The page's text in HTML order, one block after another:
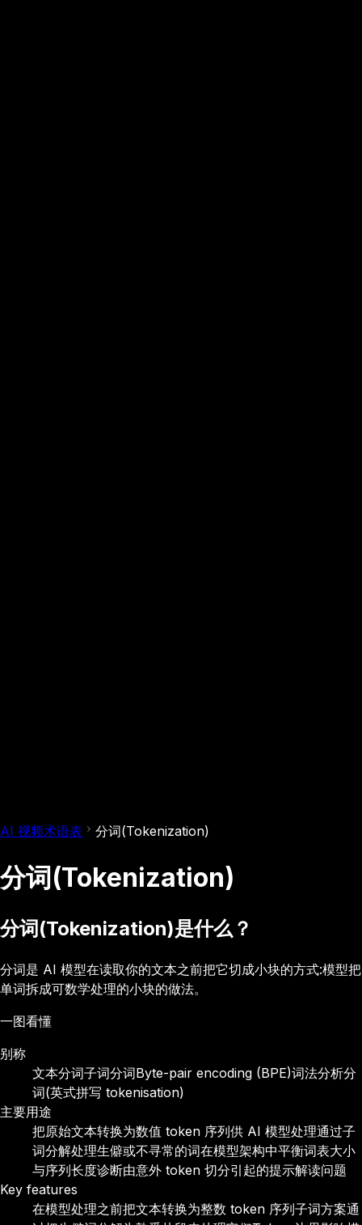
AI 视频术语表 分词(Tokenization)
分词(Tokenization)
分词(Tokenization)是什么？
分词是 AI 模型在读取你的文本之前把它切成小块的方式:模型把
单词拆成可数学处理的小块的做法。
一图看懂
别称
文本分词子词分词Byte-pair encoding (BPE)词法分析分
词(英式拼写 tokenisation)
主要用途
把原始文本转换为数值 token 序列供 AI 模型处理通过子
词分解处理生僻或不寻常的词在模型架构中平衡词表大小
与序列长度诊断由意外 token 切分引起的提示解读问题
Key features
在模型处理之前把文本转换为整数 token 序列子词方案通